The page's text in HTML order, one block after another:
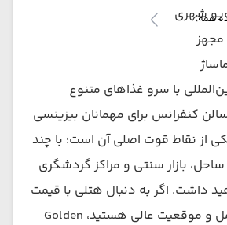
همه)
ویو شهری
مجهز
با سرو غذاهای متنوع
کنفرانس برای مهمانان بیزینسی
از نقاط قوت اصلی آن است؛ با چند
بازار سنتی و مراکز گردشگری
داشت. اگر به دنبال هتلی با قیمت
مناسب، امکانات کامل و موقعیت عالی هستید، Golden